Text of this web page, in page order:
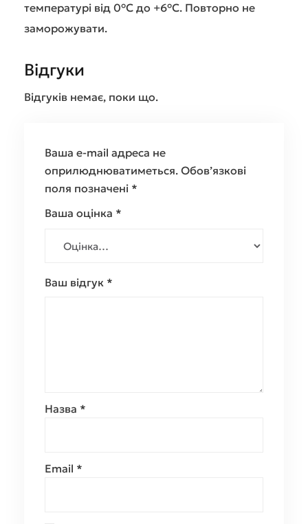
температурі від 0°C до +6°C. Повторно не
заморожувати.
Відгуки
Відгуків немає, поки що.
Ваша e-mail адреса не
оприлюднюватиметься. Обов’язкові
поля позначені *
Ваша оцінка *
Ваш відгук *
Назва *
Email *